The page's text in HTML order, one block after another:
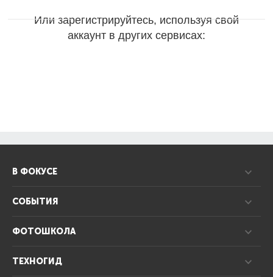
Или зарегистрируйтесь, используя свой
аккаунт в других сервисах:
В ФОКУСЕ
СОБЫТИЯ
ФОТОШКОЛА
ТЕХНОГИД